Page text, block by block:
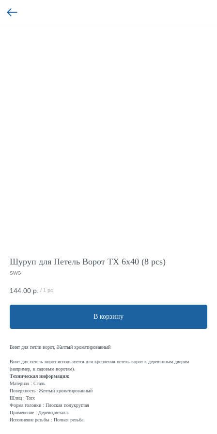
Шуруп для Петель Ворот TX 6x40 (8 pcs)
SWG
144.00 р. / 1 pc
В корзину
Винт для петли ворот, Желтый хроматированный
Винт для петель ворот используется для крепления петель ворот к деревянным дверям
(например, к садовым воротам).
Техническая информация:
Материал : Сталь
Поверхность :Желтый хроматированный
Шлиц : Torx
Форма головки : Плоская полукруглая
Применение : Дерево,металл.
Исполнение резьбы : Полная резьба